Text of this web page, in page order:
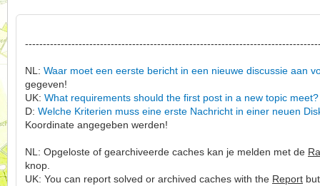
NL: Waar moet een eerste bericht in een nieuwe discussie aan
gegeven!
UK: What requirements should the first post in a new topic meet?
D: Welche Kriterien muss eine erste Nachricht in einer neuen
Koordinate angegeben werden!
NL: Opgeloste of gearchiveerde caches kan je melden met de
knop.
UK: You can report solved or archived caches with the Report